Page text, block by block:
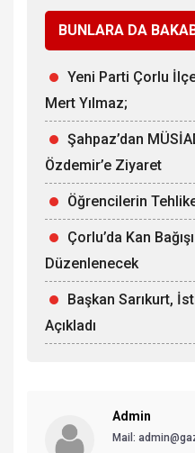
BUNLARA DA
Yeni Parti Çorlu
Mert Yılmaz;
Şahpaz’dan
Özdemir’e Ziyaret
Öğrencilerin
Çorlu’da Kan
Düzenlenecek
Başkan Sarıkurt,
Açıkladı
Admin
Mail: